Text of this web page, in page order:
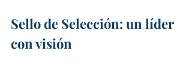
Sello de Selección: un líder
con visión